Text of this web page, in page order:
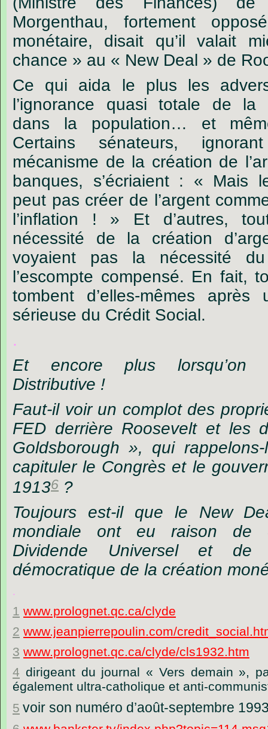
Morgenthau, fortement
monétaire, disait qu’il valait
chance » au « New Deal » de
Ce qui aida le plus les
l’ignorance quasi totale de la
dans la population… et
Certains sénateurs,
mécanisme de la création de
banques, s’écriaient : « Mais
peut pas créer de l’argent
l’inflation ! » Et d’autres,
nécessité de la création
voyaient pas la nécessité
l’escompte compensé. En fait,
tombent d’elles-mêmes
sérieuse du Crédit Social.
.
Et encore plus lorsqu’on
Distributive !
Faut-il voir un complot des
FED derrière Roosevelt et les
Goldsborough », qui
capituler le Congrès et le
19136 ?
Toujours est-il que le New
mondiale ont eu raison de
Dividende Universel et
démocratique de la création
.
1 www.prolognet.qc.ca/clyde
2 www.jeanpierrepoulin.com/
3 www.prolognet.qc.ca/clyde/cls1932.htm
4 dirigeant du journal « Vers demain »,
également ultra-catholique et anti-
5 voir son numéro d’août-septembre